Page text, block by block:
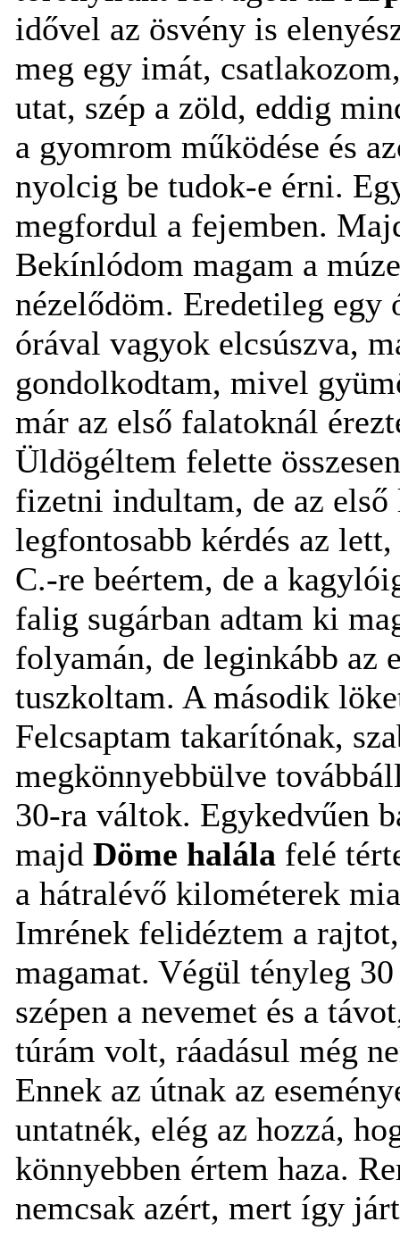
idővel az ösvény is
meg egy imát,
utat, szép a zöld, eddig
a gyomrom működése és
nyolcig be tudok-e érni.
megfordul a fejemben.
Bekínlódom magam a
nézelődöm. Eredetileg egy
órával vagyok elcsúszva,
gondolkodtam, mivel
már az első falatoknál
Üldögéltem felette
fizetni indultam, de az első
legfontosabb kérdés az
C.-re beértem, de a
falig sugárban adtam ki
folyamán, de leginkább az
tuszkoltam. A második
Felcsaptam takarítónak,
megkönnyebbülve
30-ra váltok. Egykedvűen
majd Döme halála felé
a hátralévő kilométerek
Imrének felidéztem a
magamat. Végül tényleg
szépen a nevemet és a
túrám volt, ráadásul még
Ennek az útnak az
untatnék, elég az hozzá,
könnyebben értem haza.
nemcsak azért, mert így